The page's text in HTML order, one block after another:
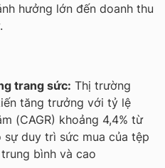
hưởng lớn đến doanh thu
trang sức: Thị trường
tăng trưởng với tỷ lệ
(CAGR) khoảng 4,4% từ
duy trì sức mua của tệp
bình và cao